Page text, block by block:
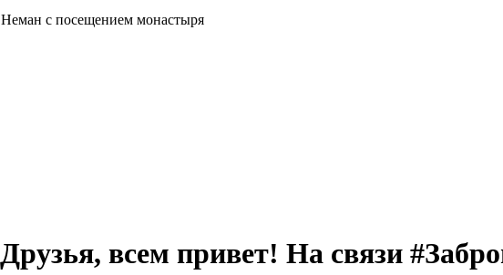
с посещением монастыря
Друзья, всем привет! На связи